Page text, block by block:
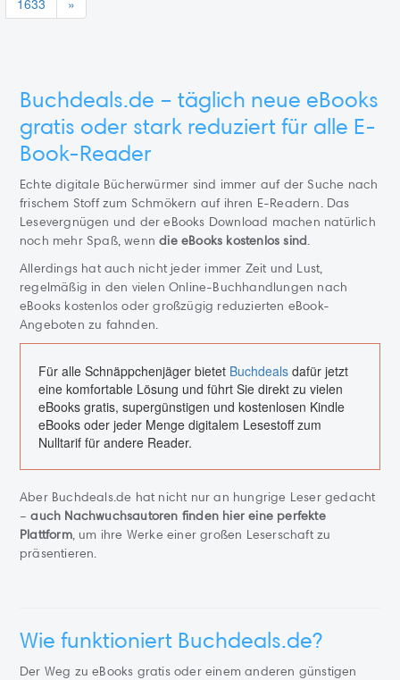
Buchdeals.de – täglich neue eBooks
gratis oder stark reduziert für alle E-
Book-Reader
Echte digitale Bücherwürmer sind immer auf der Suche nach
frischem Stoff zum Schmökern auf ihren E-Readern. Das
Lesevergnügen und der eBooks Download machen natürlich
noch mehr Spaß, wenndie eBooks kostenlos sind.
Allerdings hat auch nicht jeder immer Zeit und Lust,
regelmäßig in den vielen Online-Buchhandlungen nach
eBooks kostenlos oder großzügig reduzierten eBook-
Angeboten zu fahnden.
Für alle Schnäppchenjäger bietet Buchdeals dafür jetzt
eine komfortable Lösung und führt Sie direkt zu vielen
eBooks gratis, supergünstigen und kostenlosen Kindle
eBooks oder jeder Menge digitalem Lesestoff zum
Nulltarif für andere Reader.
Aber Buchdeals.de hat nicht nur an hungrige Leser gedacht
–auch Nachwuchsautoren finden hier eine perfekte
Plattform, um ihre Werke einer großen Leserschaft zu
präsentieren.
Wie funktioniert Buchdeals.de?
Der Weg zu eBooks gratis oder einem anderen günstigen